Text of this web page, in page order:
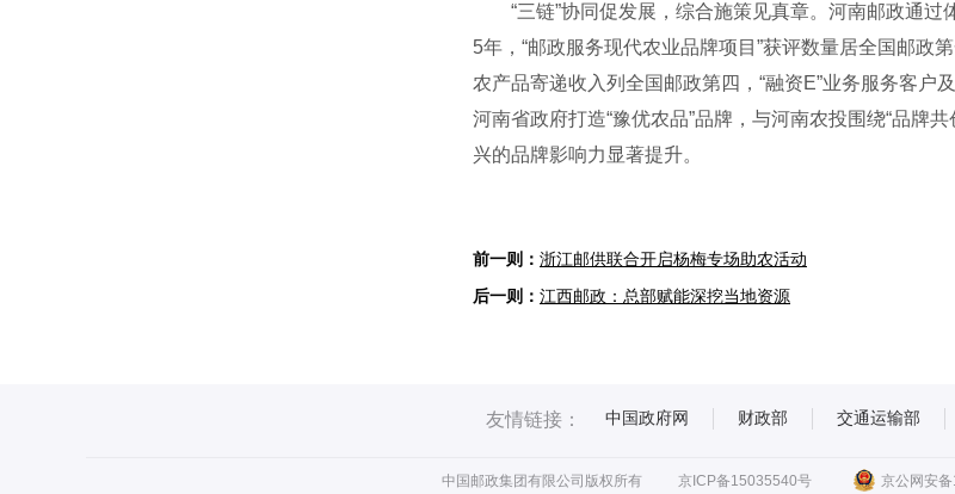
“三链”协同促发展，综合施策见真章。河南邮政通过
5年，“邮政服务现代农业品牌项目”获评数量居全国邮政
农产品寄递收入列全国邮政第四，“融资E”业务服务客
河南省政府打造“豫优农品”品牌，与河南农投围绕“品牌
兴的品牌影响力显著提升。
浙江邮供联合开启杨梅专场助农活动
江西邮政：总部赋能深挖当地资源
友情链接： 中国政府网 财政部 交通运输部
中国邮政集团有限公司版权所有 京ICP备15035540号 京公网安